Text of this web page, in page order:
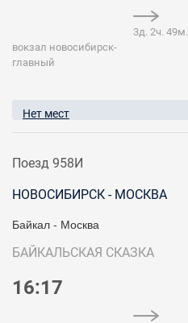
вокзал новосибирск-
главный
3д. 2ч. 49м.
Нет мест
Поезд 958И
НОВОСИБИРСК - МОСКВА
Байкал - Москва
БАЙКАЛЬСКАЯ СКАЗКА
16:17